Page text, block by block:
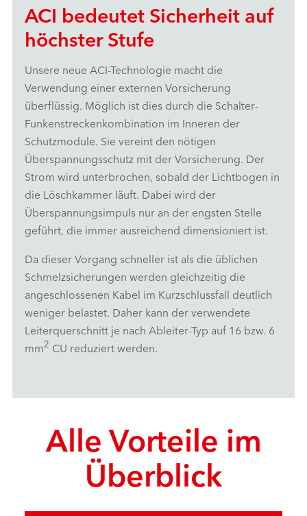
ACI bedeutet Sicherheit auf
höchster Stufe
Unsere neue ACI-Technologie macht die
Verwendung einer externen Vorsicherung
überflüssig. Möglich ist dies durch die Schalter-
Funkenstreckenkombination im Inneren der
Schutzmodule. Sie vereint den nötigen
Überspannungsschutz mit der Vorsicherung. Der
Strom wird unterbrochen, sobald der Lichtbogen in
die Löschkammer läuft. Dabei wird der
Überspannungsimpuls nur an der engsten Stelle
geführt, die immer ausreichend dimensioniert ist.
Da dieser Vorgang schneller ist als die üblichen
Schmelzsicherungen werden gleichzeitig die
angeschlossenen Kabel im Kurzschlussfall deutlich
weniger belastet. Daher kann der verwendete
Leiterquerschnitt je nach Ableiter-Typ auf 16 bzw. 6
mm2 CU reduziert werden.
Alle Vorteile im
Überblick